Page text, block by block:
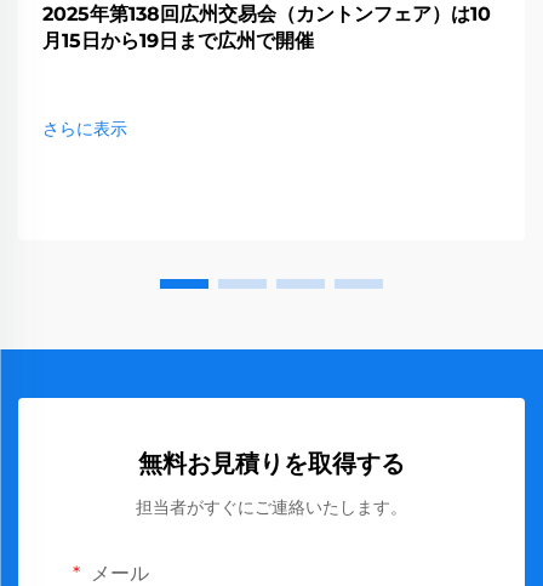
2025年第138回広州交易会（カントンフェア）は10
月15日から19日まで広州で開催
さらに表示
無料お見積りを取得する
担当者がすぐにご連絡いたします。
メール